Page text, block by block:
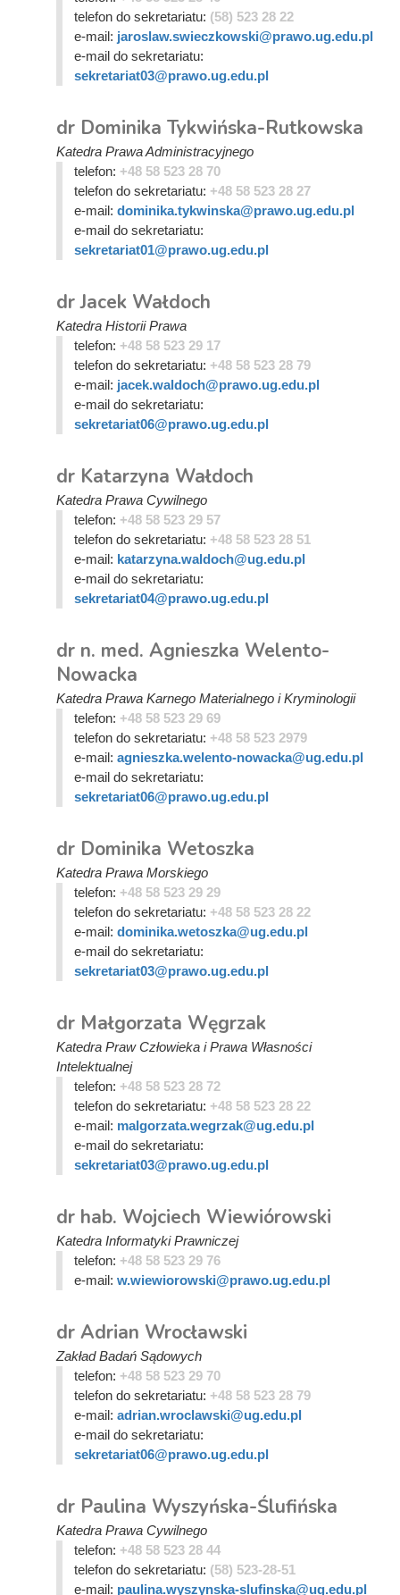
telefon do sekretariatu: (58) 523 28 22
e-mail: jaroslaw.swieczkowski@prawo.ug.edu.pl
e-mail do sekretariatu:
sekretariat03@prawo.ug.edu.pl
dr Dominika Tykwińska-Rutkowska
Katedra Prawa Administracyjnego
telefon: +48 58 523 28 70
telefon do sekretariatu: +48 58 523 28 27
e-mail: dominika.tykwinska@prawo.ug.edu.pl
e-mail do sekretariatu:
sekretariat01@prawo.ug.edu.pl
dr Jacek Wałdoch
Katedra Historii Prawa
telefon: +48 58 523 29 17
telefon do sekretariatu: +48 58 523 28 79
e-mail: jacek.waldoch@prawo.ug.edu.pl
e-mail do sekretariatu:
sekretariat06@prawo.ug.edu.pl
dr Katarzyna Wałdoch
Katedra Prawa Cywilnego
telefon: +48 58 523 29 57
telefon do sekretariatu: +48 58 523 28 51
e-mail: katarzyna.waldoch@ug.edu.pl
e-mail do sekretariatu:
sekretariat04@prawo.ug.edu.pl
dr n. med. Agnieszka Welento-
Nowacka
Katedra Prawa Karnego Materialnego i Kryminologii
telefon: +48 58 523 29 69
telefon do sekretariatu: +48 58 523 2979
e-mail: agnieszka.welento-nowacka@ug.edu.pl
e-mail do sekretariatu:
sekretariat06@prawo.ug.edu.pl
dr Dominika Wetoszka
Katedra Prawa Morskiego
telefon: +48 58 523 29 29
telefon do sekretariatu: +48 58 523 28 22
e-mail: dominika.wetoszka@ug.edu.pl
e-mail do sekretariatu:
sekretariat03@prawo.ug.edu.pl
dr Małgorzata Węgrzak
Katedra Praw Człowieka i Prawa Własności
Intelektualnej
telefon: +48 58 523 28 72
telefon do sekretariatu: +48 58 523 28 22
e-mail: malgorzata.wegrzak@ug.edu.pl
e-mail do sekretariatu:
sekretariat03@prawo.ug.edu.pl
dr hab. Wojciech Wiewiórowski
Katedra Informatyki Prawniczej
telefon: +48 58 523 29 76
e-mail: w.wiewiorowski@prawo.ug.edu.pl
dr Adrian Wrocławski
Zakład Badań Sądowych
telefon: +48 58 523 29 70
telefon do sekretariatu: +48 58 523 28 79
e-mail: adrian.wroclawski@ug.edu.pl
e-mail do sekretariatu:
sekretariat06@prawo.ug.edu.pl
dr Paulina Wyszyńska-Ślufińska
Katedra Prawa Cywilnego
telefon: +48 58 523 28 44
telefon do sekretariatu: (58) 523-28-51
e-mail: paulina.wyszynska-slufinska@ug.edu.pl